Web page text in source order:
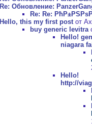
Re: Обновление:
Re: Re:
Hello, this my first postот
buy generic levitra
Hello!
niagara
http://